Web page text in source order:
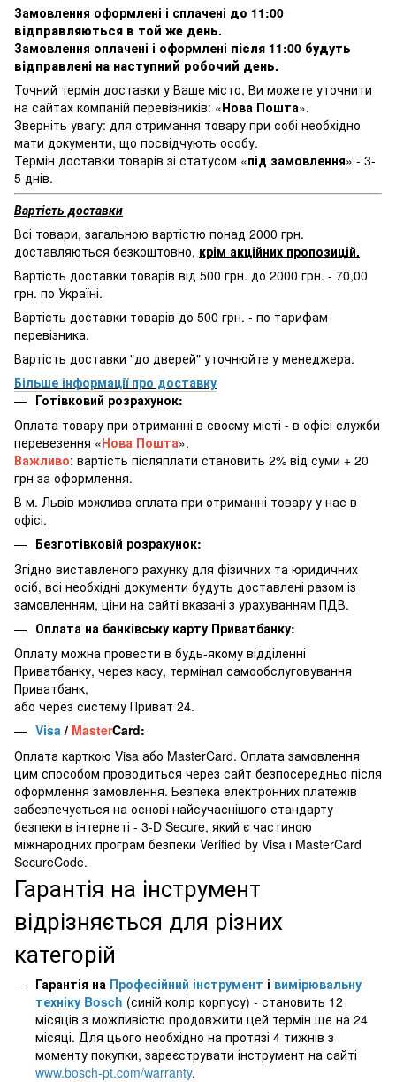
Замовлення оформлені і сплачені до 11:00
відправляються в той же день.
Замовлення оплачені і оформлені після 11:00 будуть
відправлені на наступний робочий день.
Точний термін доставки у Ваше місто, Ви можете уточнити
на сайтах компаній перевізників: «Нова Пошта».
Зверніть увагу: для отримання товару при собі необхідно
мати документи, що посвідчують особу.
Термін доставки товарів зі статусом «під замовлення» - 3-
5 днів.
Вартість доставки
Всі товари, загальною вартістю понад 2000 грн.
доставляються безкоштовно, крім акційних пропозицій.
Вартість доставки товарів від 500 грн. до 2000 грн. - 70,00
грн. по Україні.
Вартість доставки товарів до 500 грн. - по тарифам
перевізника.
Вартість доставки "до дверей" уточнюйте у менеджера.
Більше інформації про доставку
Готівковий розрахунок:
Оплата товару при отриманні в своєму місті - в офісі служби
перевезення «Нова Пошта».
Важливо: вартість післяплати становить 2% від суми + 20
грн за оформлення.
В м. Львів можлива оплата при отриманні товару у нас в
офісі.
Безготівковій розрахунок:
Згідно виставленого рахунку для фізичних та юридичних
осіб, всі необхідні документи будуть доставлені разом із
замовленням, ціни на сайті вказані з урахуванням ПДВ.
Оплата на банківську карту Приватбанку:
Оплату можна провести в будь-якому відділенні
Приватбанку, через касу, термінал самообслуговування
Приватбанк,
або через систему Приват 24.
Visa / MasterCard:
Оплата карткою Visa або MasterCard. Оплата замовлення
цим способом проводиться через сайт безпосередньо після
оформлення замовлення. Безпека електронних платежів
забезпечується на основі найсучаснішого стандарту
безпеки в інтернеті - 3-D Secure, який є частиною
міжнародних програм безпеки Verified by Visa і MasterCard
SecureCode.
Гарантія на інструмент
відрізняється для різних
категорій
Гарантія на Професійний інструмент і вимірювальну
техніку Bosch (синій колір корпусу) - становить 12
місяців з можливістю продовжити цей термін ще на 24
місяці. Для цього необхідно на протязі 4 тижнів з
моменту покупки, зареєструвати інструмент на сайті
www.bosch-pt.com/warranty.